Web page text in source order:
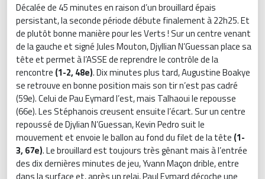
Décalée de 45 minutes en raison d’un brouillard épais
persistant, la seconde période débute finalement à 22h25. Et
de plutôt bonne manière pour les Verts ! Sur un centre venant
de la gauche et signé Jules Mouton, Djyllian N’Guessan place sa
tête et permet à l’ASSE de reprendre le contrôle de la
rencontre (1-2, 48e). Dix minutes plus tard, Augustine Boakye
se retrouve en bonne position mais son tir n’est pas cadré
(59e). Celui de Pau Eymard l’est, mais Talhaoui le repousse
(66e). Les Stéphanois creusent ensuite l’écart. Sur un centre
repoussé de Djylian N’Guessan, Kevin Pedro suit le
mouvement et envoie le ballon au fond du filet de la tête (1-
3, 67e). Le brouillard est toujours très gênant mais à l’entrée
des dix dernières minutes de jeu, Yvann Maçon drible, entre